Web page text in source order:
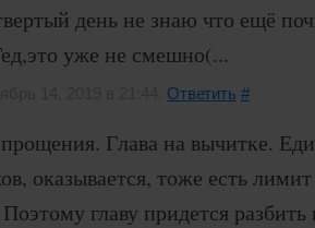
день не знаю что ещё
уже не смешно(...
Ответить #
Глава на вычитке.
оказывается, тоже есть
Поэтому главу придется